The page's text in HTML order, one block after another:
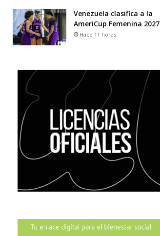
Venezuela clasifica a la
AmeriCup Femenina 2027
Hace 11 horas